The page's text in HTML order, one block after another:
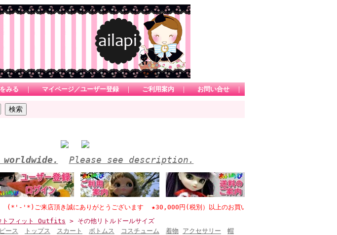
みる ｜ マイページ／ユーザー登録 ｜ ご利用案内 ｜ お問い合せ ｜
worldwide. Please see description.
頂き誠にありがとうございます ★30,000円(税別）以上のお買い物で日本国内送料無料 *1カートにてお買
トフィット Outfits > その他リトルドールサイズ
ース トップス スカート ボトムス コスチューム 着物 アクセサリー
帽